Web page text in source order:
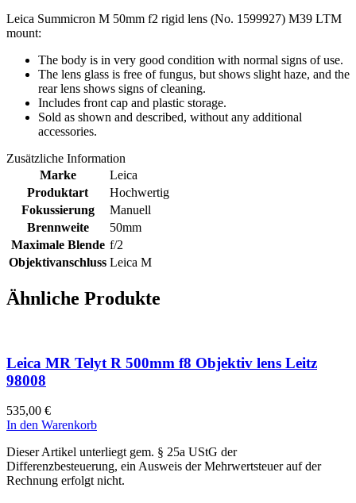
Leica Summicron M 50mm f2 rigid lens (No. 1599927) M39 LTM
mount:
The body is in very good condition with normal signs of use.
The lens glass is free of fungus, but shows slight haze, and the
rear lens shows signs of cleaning.
Includes front cap and plastic storage.
Sold as shown and described, without any additional
accessories.
Zusätzliche Information
Marke
Leica
Produktart
Hochwertig
Fokussierung
Manuell
Brennweite
50mm
Maximale Blende f/2
Objektivanschluss Leica M
Ähnliche Produkte
Leica MR Telyt R 500mm f8 Objektiv lens Leitz
98008
535,00 €
In den Warenkorb
Dieser Artikel unterliegt gem. § 25a UStG der
Differenzbesteuerung, ein Ausweis der Mehrwertsteuer auf der
Rechnung erfolgt nicht.